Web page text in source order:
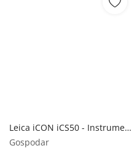
Leica iCON iCS50 - Instrument robotizat de măsurare 3D de precizie pentru construcții cu pachet software Robotic Layout
Gospodar